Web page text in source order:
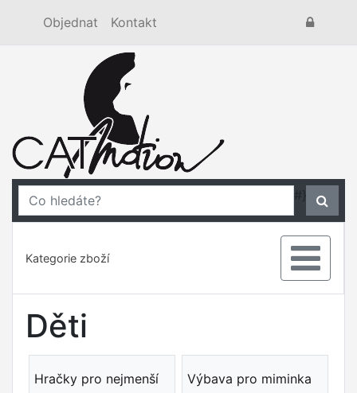
Objednat Kontakt
#}
Kategorie zboží
Děti
Hračky pro nejmenší Výbava pro miminka